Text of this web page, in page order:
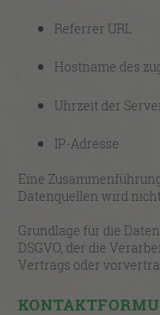
Referrer URL
Hostname des
Uhrzeit der
IP-Adresse
Eine
Datenquellen wird
Grundlage für die
DSGVO, der die
Vertrags oder